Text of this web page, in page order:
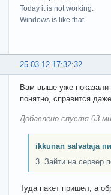
Today it is not working.
Windows is like that.
25-03-12 17:32:32
Вам выше уже
понятно, справится
Добавлено спустя 03
ikkunan salvataja
3. Зайти на сервер
Туда пакет пришел, а